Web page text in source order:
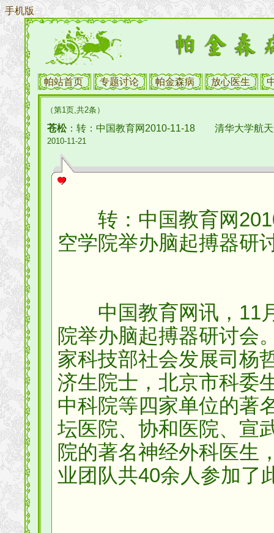
手机版
帕站首页 专题讨论 帕金森病 放心医生
（第1页,共2条）
苍松：转：中国教育网2010-11-18 清华大学航天
2010-11-21
转：中国教育网
空学院举办脑起搏器研
中国教育网讯，11月
院举办脑起搏器研讨会
家科技部社会发展司杨
济生院士，北京市科委
中科院等四家单位的著
坛医院、协和医院、宣
院的著名神经外科医生
业团队共40余人参加了